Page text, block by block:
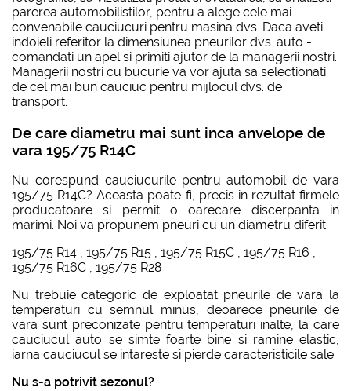
parerea automobilistilor, pentru a alege cele mai
convenabile cauciucuri pentru masina dvs. Daca aveti
indoieli referitor la dimensiunea pneurilor dvs. auto -
comandati un apel si primiti ajutor de la managerii nostri.
Managerii nostri cu bucurie va vor ajuta sa selectionati
de cel mai bun cauciuc pentru mijlocul dvs. de
transport.
De care diametru mai sunt inca anvelope de
vara 195/75 R14C
Nu corespund cauciucurile pentru automobil de vara
195/75 R14C? Aceasta poate fi, precis in rezultat firmele
producatoare si permit o oarecare discerpanta in
marimi. Noi va propunem pneuri cu un diametru diferit.
195/75 R14 , 195/75 R15 , 195/75 R15C , 195/75 R16 ,
195/75 R16C , 195/75 R28
Nu trebuie categoric de exploatat pneurile de vara la
temperaturi cu semnul minus, deoarece pneurile de
vara sunt preconizate pentru temperaturi inalte, la care
cauciucul auto se simte foarte bine si ramine elastic,
iarna cauciucul se intareste si pierde caracteristicile sale.
Nu s-a potrivit sezonul?